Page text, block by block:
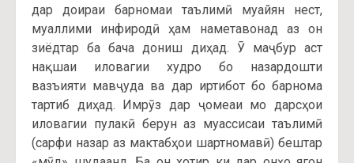
дар доираи барномаи таълимӣ муайян нест,
муаллими инфиродӣ ҳам наметавонад аз он
зиёдтар ба бача дониш диҳад. Ӯ маҷбур аст
нақшаи иловагии худро бо назардошти
вазъияти мавҷуда ва дар иртибот бо барнома
тартиб диҳад. Имрӯз дар ҷомеаи мо дарсҳои
иловагии пулакӣ берун аз муассисаи таълимӣ
(сарфи назар аз мактабҳои шартномавӣ) бештар